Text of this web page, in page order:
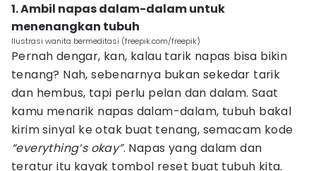
1. Ambil napas dalam-dalam untuk
menenangkan tubuh
Ilustrasi wanita bermeditasi (freepik.com/freepik)
Pernah dengar, kan, kalau tarik napas bisa bikin
tenang? Nah, sebenarnya bukan sekedar tarik
dan hembus, tapi perlu pelan dan dalam. Saat
kamu menarik napas dalam-dalam, tubuh bakal
kirim sinyal ke otak buat tenang, semacam kode
“everything’s okay”. Napas yang dalam dan
teratur itu kayak tombol reset buat tubuh kita.